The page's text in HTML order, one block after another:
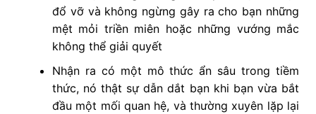
đổ vỡ và không ngừng gây ra cho bạn những
mệt mỏi triền miên hoặc những vướng mắc
không thể giải quyết
Nhận ra có một mô thức ẩn sâu trong tiềm
thức, nó thật sự dẫn dắt bạn khi bạn vừa bắt
đầu một mối quan hệ, và thường xuyên lặp lại